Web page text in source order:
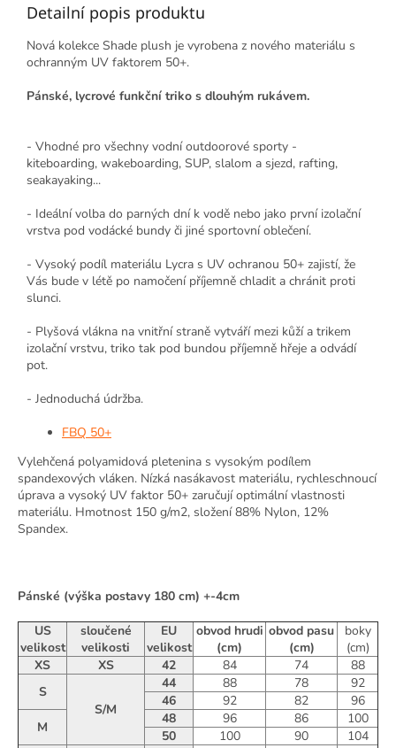
Detailní popis produktu
Nová kolekce Shade plush je vyrobena z nového materiálu s
ochranným UV faktorem 50+.
Pánské, lycrové funkční triko s dlouhým rukávem.
- Vhodné pro všechny vodní outdoorové sporty -
kiteboarding, wakeboarding, SUP, slalom a sjezd, rafting,
seakayaking...
- Ideální volba do parných dní k vodě nebo jako první izolační
vrstva pod vodácké bundy či jiné sportovní oblečení.
- Vysoký podíl materiálu Lycra s UV ochranou 50+ zajistí, že
Vás bude v létě po namočení příjemně chladit a chránit proti
slunci.
- Plyšová vlákna na vnitřní straně vytváří mezi kůží a trikem
izolační vrstvu, triko tak pod bundou příjemně hřeje a odvádí
pot.
- Jednoduchá údržba.
FBQ 50+
Vylehčená polyamidová pletenina s vysokým podílem
spandexových vláken. Nízká nasákavost materiálu, rychleschnoucí
úprava a vysoký UV faktor 50+ zaručují optimální vlastnosti
materiálu. Hmotnost 150 g/m2, složení 88% Nylon, 12%
Spandex.
Pánské (výška postavy 180 cm) +-4cm
US
velikost
sloučené
velikosti
EU
velikost
obvod hrudi
(cm)
obvod pasu
(cm)
boky
(cm)
XS
XS 42 84 74
88
S
S/M
44 88 78
92
46
92 82
96
M
48 96 86
100
50
100 90
104